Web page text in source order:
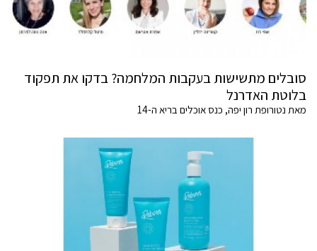
סובלים מתשישות בעקבות המלחמה? בדקו את תפקוד
בלוטת האדרנל
מאת נטורופת רון יפה, כנס אוכלים בריא ה-14